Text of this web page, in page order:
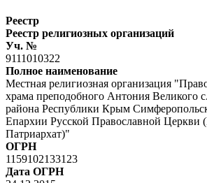
Реестр
Реестр религиозных организаций
Уч. №
9111010322
Полное наименование
Местная религиозная организация
храма преподобного Антония Великого
района Республики Крым
Епархии Русской Православной Церкви
Патриархат)"
ОГРН
1159102133123
Дата ОГРН